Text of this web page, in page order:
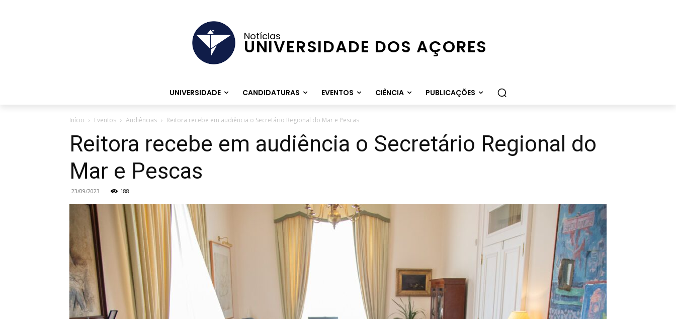
Notícias
UNIVERSIDADE DOS AÇORES
UNIVERSIDADE CANDIDATURAS EVENTOS CIÊNCIA PUBLICAÇÕES
Início Eventos Audiências Reitora recebe em audiência o Secretário Regional do Mar e Pescas
Reitora recebe em audiência o Secretário Regional do
Mar e Pescas
23/09/2023 188